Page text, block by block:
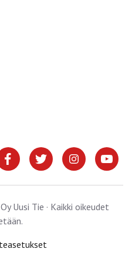
Uusi Tie · Kaikki oikeudet